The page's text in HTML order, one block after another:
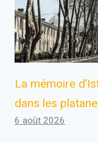
La mémoire
dans les
6 août 2026